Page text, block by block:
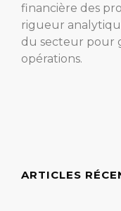
financière des
rigueur
du secteur pour
opérations.
ARTICLES